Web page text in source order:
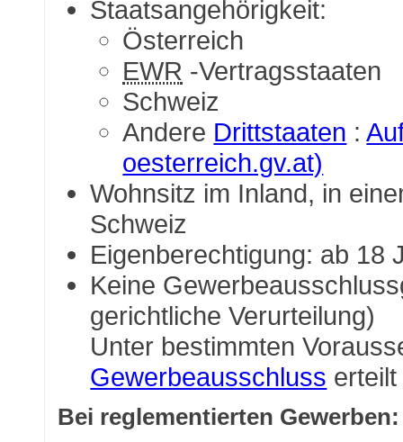
Staatsangehörigkeit:
Österreich
EWR -Vertragsstaaten
Schweiz
Andere Drittstaaten :
oesterreich.gv.at)
Wohnsitz im Inland, in
Schweiz
Eigenberechtigung: ab 18
Keine
gerichtliche Verurteilung)
Unter bestimmten
Gewerbeausschluss
Bei reglementierten Gewerben: